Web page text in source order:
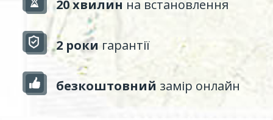
20 хвилин на встановлення
2 роки гарантії
безкоштовний замір онлайн